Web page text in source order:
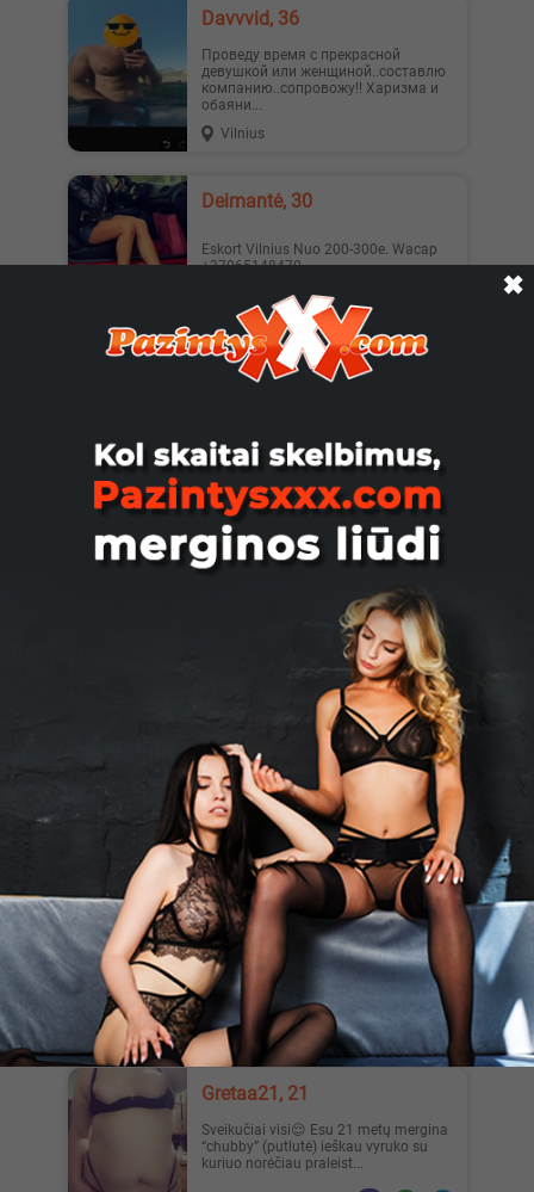
Davvvid, 36
Проведу время с прекрасной
девушкой или женщиной..составлю
компанию..сопровожу!! Харизма и
обаяни...
Vilnius
Deimantė, 30
Eskort Vilnius Nuo 200-300e. Wacap
+37065148470
Vilnius
viso kūno masažo paslauga skirta
moterims nuo 35 iki 60 metų,...
Kaunas
Jesika19, 27
when you want nice time please write
Лера, 24
WHATSAPP) Энергичная, открытая к
новым впечатлениям. Хочу встреч с
мужчиной, который ценит красот...
Vilnius
Jenny, 24
WhatsApp only +37065413531 I’m
available
Kaunas
Gretaa21, 21
Sveikučiai visi😌 Esu 21 metų mergina
“chubby” (putlutė) ieškau vyruko su
kuriuo norėčiau praleist...
✖